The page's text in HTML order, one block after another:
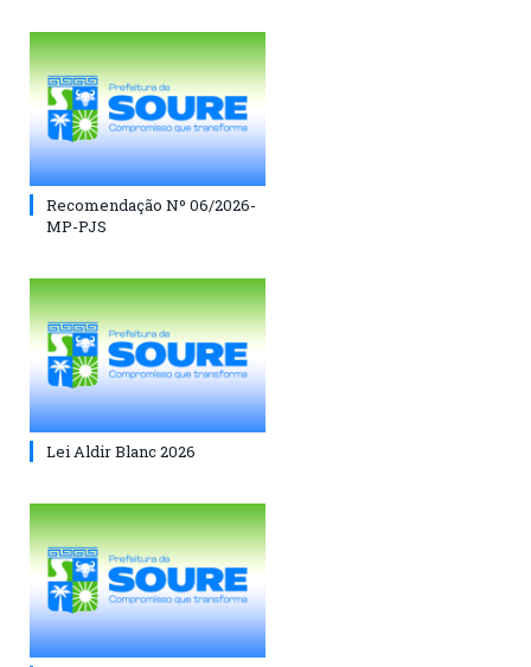
Recomendação Nº 06/2026-
MP-PJS
Lei Aldir Blanc 2026